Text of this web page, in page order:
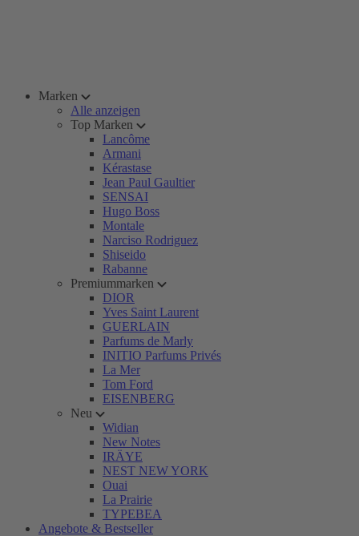
Marken
Alle anzeigen
Top Marken
Lancôme
Armani
Kérastase
Jean Paul Gaultier
SENSAI
Hugo Boss
Montale
Narciso Rodriguez
Shiseido
Rabanne
Premiummarken
DIOR
Yves Saint Laurent
GUERLAIN
Parfums de Marly
INITIO Parfums Privés
La Mer
Tom Ford
EISENBERG
Neu
Widian
New Notes
IRÄYE
NEST NEW YORK
Ouai
La Prairie
TYPEBEA
Angebote & Bestseller